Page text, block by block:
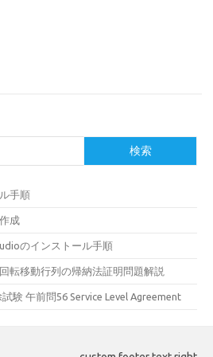
検索
手順
成
のインストール手順
転移動行列の帰納法証明問題解説
験 午前問56 Service Level Agreement